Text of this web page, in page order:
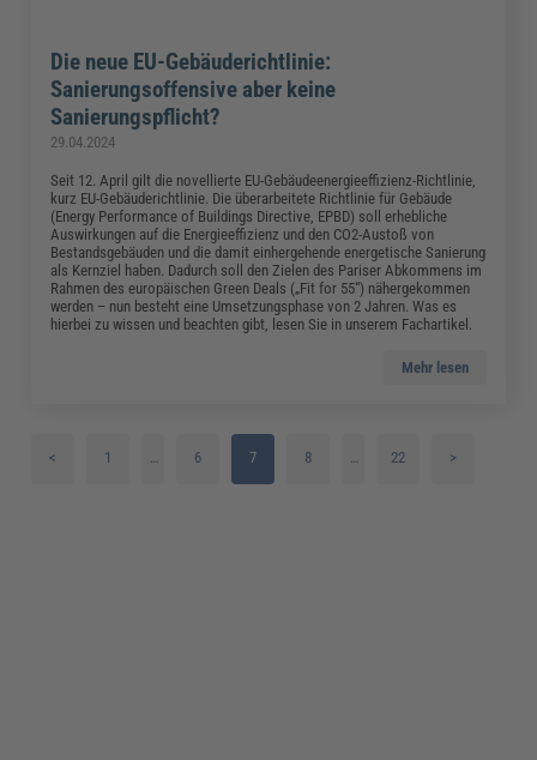
Die neue EU-Gebäuderichtlinie:
Sanierungsoffensive aber keine
Sanierungspflicht?
29.04.2024
Seit 12. April gilt die novellierte EU-Gebäudeenergieeffizienz-Richtlinie,
kurz EU-Gebäuderichtlinie. Die überarbeitete Richtlinie für Gebäude
(Energy Performance of Buildings Directive, EPBD) soll erhebliche
Auswirkungen auf die Energieeffizienz und den CO2-Austoß von
Bestandsgebäuden und die damit einhergehende energetische Sanierung
als Kernziel haben. Dadurch soll den Zielen des Pariser Abkommens im
Rahmen des europäischen Green Deals („Fit for 55“) nähergekommen
werden – nun besteht eine Umsetzungsphase von 2 Jahren. Was es
hierbei zu wissen und beachten gibt, lesen Sie in unserem Fachartikel.
Mehr lesen
< 1 … 6 7 8 … 22 >